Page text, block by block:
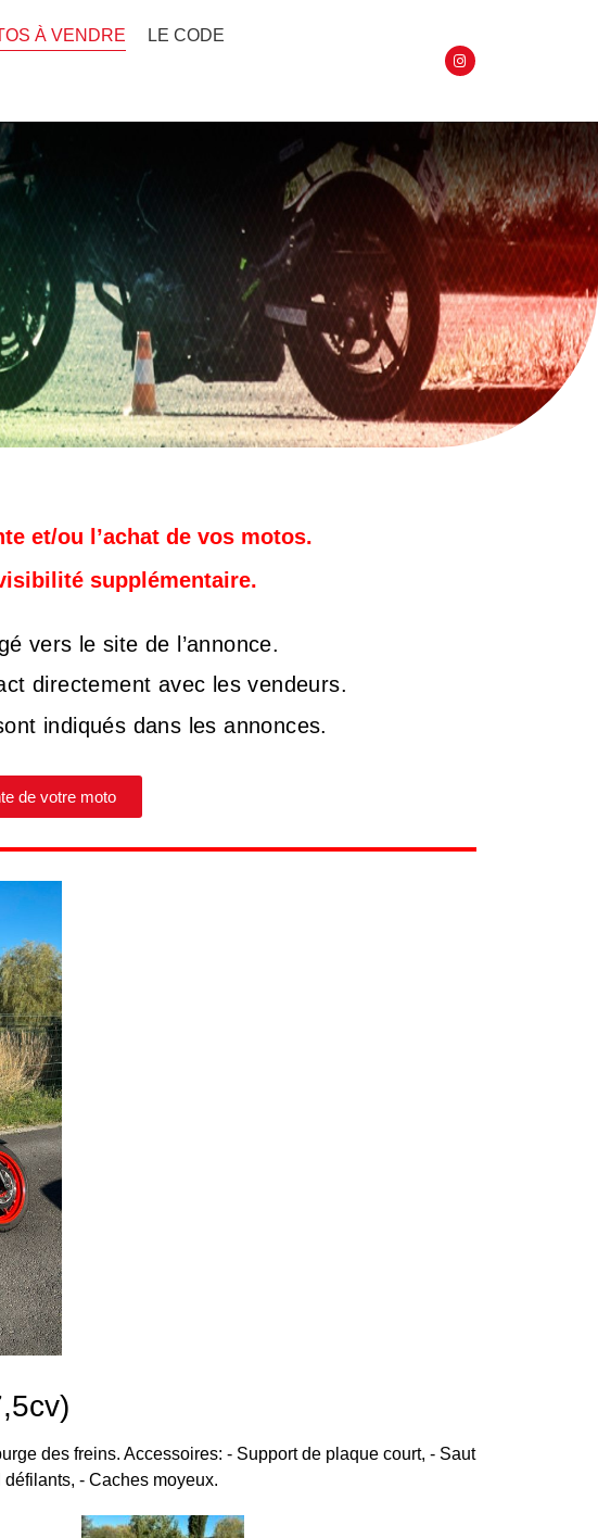
À VENDRE LE CODE
et/ou l’achat de vos motos.
supplémentaire.
vers le site de l’annonce.
directement avec les vendeurs.
indiqués dans les annonces.
de votre moto
des freins. Accessoires: - Support de plaque court, - Saut
- Caches moyeux.